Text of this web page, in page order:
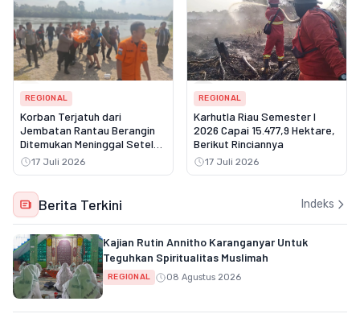
REGIONAL
Korban Terjatuh dari
Jembatan Rantau Berangin
Ditemukan Meninggal Setelah
Tiga Hari Pencarian
17 Juli 2026
REGIONAL
Karhutla Riau Semester I
2026 Capai 15.477,9 Hektare,
Berikut Rinciannya
17 Juli 2026
Berita Terkini Indeks
Kajian Rutin Annitho Karanganyar Untuk
Teguhkan Spiritualitas Muslimah
REGIONAL 08 Agustus 2026